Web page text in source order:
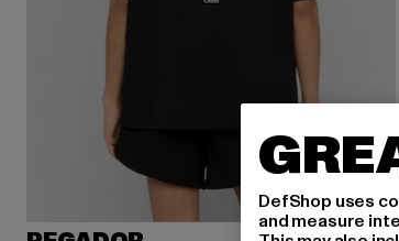
DefShop uses
and measure